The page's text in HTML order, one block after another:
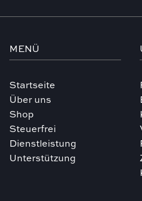
MENÜ
Startseite
Über uns
Shop
Steuerfrei
Dienstleistung
Unterstützung